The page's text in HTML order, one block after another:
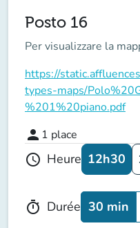
Posto 16
Per visualizzare la
https://
types-maps/
%201%20piano.pdf
person 1 place
schedule Heure 12h30
timer Durée 30 min